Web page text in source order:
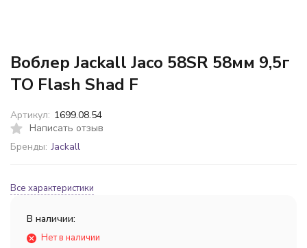
Воблер Jackall Jaco 58SR 58мм 9,5г
TO Flash Shad F
Написать отзыв
Бренды: Jackall
Артикул: 1699.08.54
Все характеристики
В наличии:
Нет в наличии